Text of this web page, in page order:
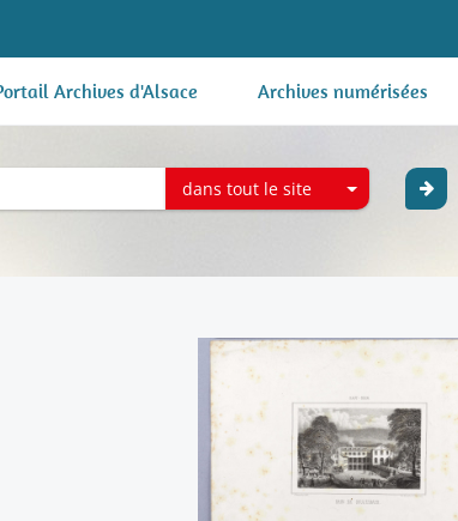
Archives d'Alsace Archives numérisées
dans tout le site